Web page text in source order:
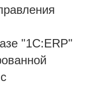
"1С:ERP"